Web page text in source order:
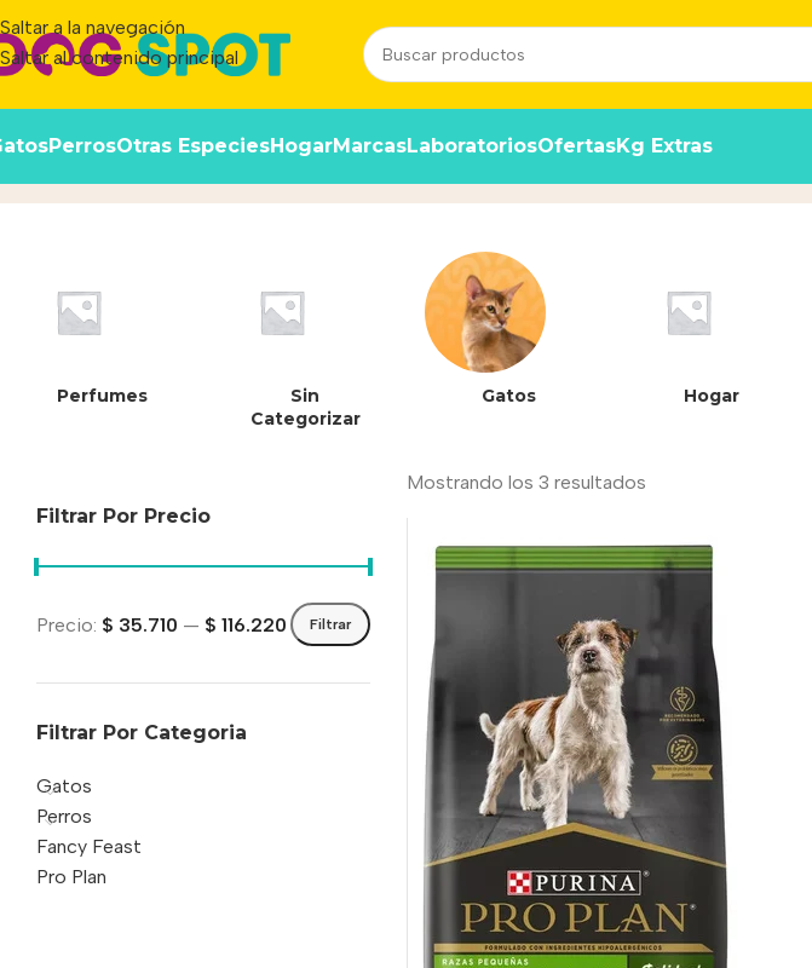
Saltar a la navegación
Saltar al contenido principal
PerrosOtras EspeciesHogarMarcasLaboratoriosOfertasKg Extras
Perfumes
Sin
Categorizar
Gatos Hogar
Filtrar Por Precio
Filtrar
Precio: $ 35.710 — $ 116.220
Filtrar Por Categoria
Gatos
Perros
Fancy Feast
Pro Plan
Mostrando los 3 resultados